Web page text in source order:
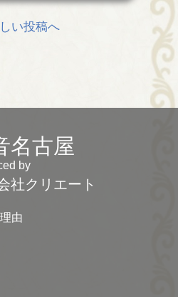
い投稿へ
名古屋
by
社クリエート
由